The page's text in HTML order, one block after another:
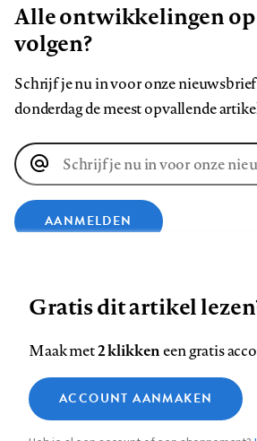
Alle ontwikkelingen op
volgen?
Schrijf je nu in voor onze
donderdag de meest opvallende
E-
mailadres
AANMELDEN
op
Facebook
op
LinkedIn
op
Bluesky
ons
op
InstagramYouTube
Footer
Contact Colofon Disclaimer Privacy
Medische
betrouwbare
Zie onze cookie policy
Analytische cookies
Gratis dit artikel
Maak met2 klikkeneen gratis
ACCOUNT AANMAKEN